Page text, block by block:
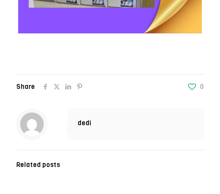
Share 0
dedi
Related posts